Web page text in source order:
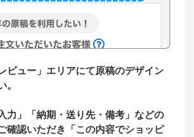
ビュー」エリアにて原稿のデザイン
。
力」「納期・送り先・備考」などの
確認いただき「この内容でショッピ